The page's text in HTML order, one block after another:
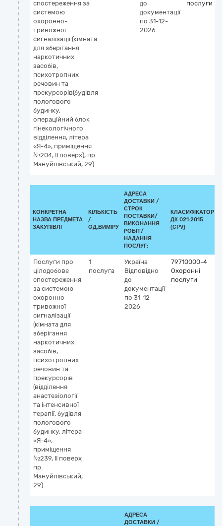
спостереження за
системою
охоронно-
тривожної
сигналізації (кімната
для зберігання
наркотичних
засобів,
психотропних
речовин та
прекурсорів(будівля
пологового
будинку,
операційний блок
гінекологічного
відділення, літера
«Я-4», приміщення
№204, ІІ поверх), пр.
Мануйлівський, 29)
до
документації
по 31-12-
2026
послуги
КОНКРЕТНА
НАЗВА ПРЕДМЕТА
ЗАКУПІВЛІ
КІЛЬКІСТЬ
/
ОД.ВИМІРУ
АДРЕСА
ДОСТАВКИ /
СТРОК
ПОСТАВКИ/
ВИКОНАННЯ
РОБІТ/
НАДАННЯ
ПОСЛУГ:
КЛАСИФІКАТОР
ДК 021:2015
(CPV)
Послуги про
цілодобове
спостереження
за системою
охоронно-
тривожної
сигналізації
(кімната для
зберігання
наркотичних
засобів,
психотропних
речовин та
прекурсорів
(відділення
анастезіології
та інтенсивної
терапії, будівля
пологового
будинку, літера
«Я-4»,
приміщення
№239, ІІ поверх
пр.
Мануйлівський,
29)
1
послуга
Україна
Відповідно
до
документації
по 31-12-
2026
79710000-4
Охоронні
послуги
АДРЕСА
ДОСТАВКИ /